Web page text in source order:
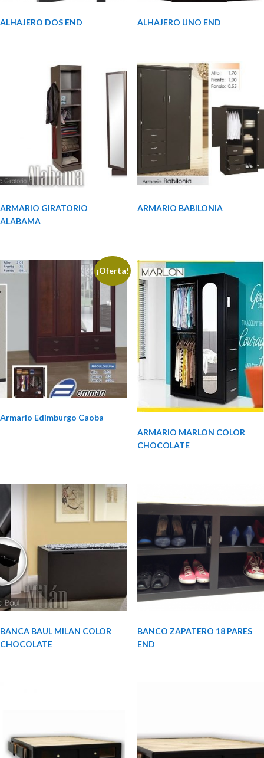
ALHAJERO DOS END ALHAJERO UNO END
ARMARIO GIRATORIO
ALABAMA
ARMARIO BABILONIA
¡Oferta!
Armario Edimburgo Caoba
ARMARIO MARLON COLOR
CHOCOLATE
BANCA BAUL MILAN COLOR
CHOCOLATE
BANCO ZAPATERO 18 PARES
END